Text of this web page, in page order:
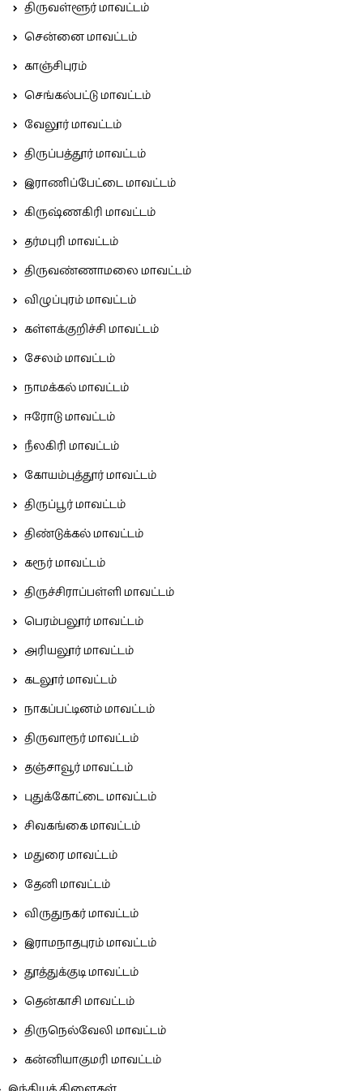
திருவள்ளூர் மாவட்டம்
சென்னை மாவட்டம்
காஞ்சிபுரம்
செங்கல்பட்டு மாவட்டம்
வேலூர் மாவட்டம்
திருப்பத்தூர் மாவட்டம்
இராணிப்பேட்டை மாவட்டம்
கிருஷ்ணகிரி மாவட்டம்
தர்மபுரி மாவட்டம்
திருவண்ணாமலை மாவட்டம்
விழுப்புரம் மாவட்டம்
கள்ளக்குறிச்சி மாவட்டம்
சேலம் மாவட்டம்
நாமக்கல் மாவட்டம்
ஈரோடு மாவட்டம்
நீலகிரி மாவட்டம்
கோயம்புத்தூர் மாவட்டம்
திருப்பூர் மாவட்டம்
திண்டுக்கல் மாவட்டம்
கரூர் மாவட்டம்
திருச்சிராப்பள்ளி மாவட்டம்
பெரம்பலூர் மாவட்டம்
அரியலூர் மாவட்டம்
கடலூர் மாவட்டம்
நாகப்பட்டினம் மாவட்டம்
திருவாரூர் மாவட்டம்
தஞ்சாவூர் மாவட்டம்
புதுக்கோட்டை மாவட்டம்
சிவகங்கை மாவட்டம்
மதுரை மாவட்டம்
தேனி மாவட்டம்
விருதுநகர் மாவட்டம்
இராமநாதபுரம் மாவட்டம்
தூத்துக்குடி மாவட்டம்
தென்காசி மாவட்டம்
திருநெல்வேலி மாவட்டம்
கன்னியாகுமரி மாவட்டம்